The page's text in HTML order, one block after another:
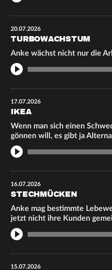
20.07.2026
TURBOWACHSTUM
Anke wächst nicht nur die
17.07.2026
IKEA
Wenn man sich einen
gönnen will, es gibt ja
16.07.2026
STECHMÜCKEN
Anke mag bestimmte
jetzt nicht ihre Kunden
15.07.2026